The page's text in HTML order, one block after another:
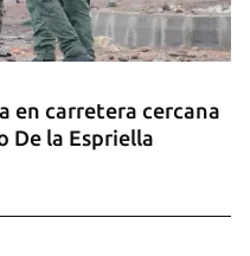
en carretera cercana
De la Espriella